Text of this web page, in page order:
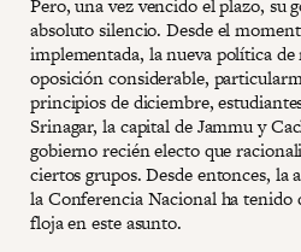
Pero, una vez vencido el plazo, su
absoluto silencio. Desde el
implementada, la nueva política
oposición considerable,
principios de diciembre,
Srinagar, la capital de Jammu y
gobierno recién electo que
ciertos grupos. Desde entonces,
la Conferencia Nacional ha tenido
floja en este asunto.